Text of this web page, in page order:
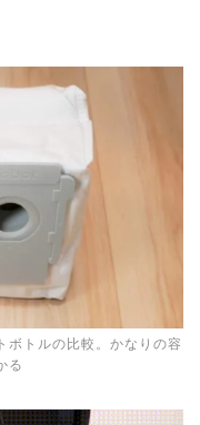
トルの比較。かなりの容
る